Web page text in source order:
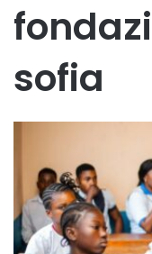
sofia